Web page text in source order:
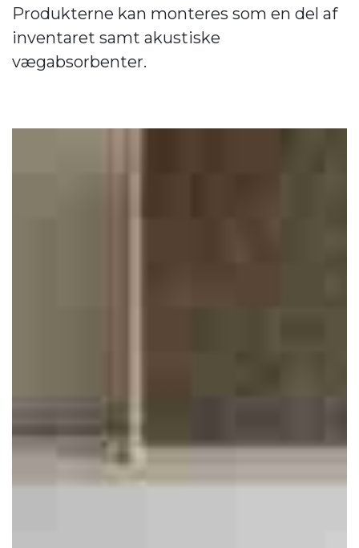
Produkterne kan monteres som en del af
inventaret samt akustiske
vægabsorbenter.